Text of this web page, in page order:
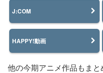
J:COM
HAPPY!動画
他の今期アニメ作品もま